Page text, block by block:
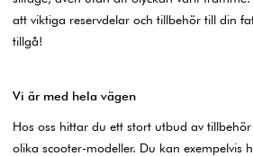
att viktiga reservdelar och tillbehör till din
tillgå!
Vi är med hela vägen
Hos oss hittar du ett stort utbud av
olika scooter-modeller. Du kan exempelvis